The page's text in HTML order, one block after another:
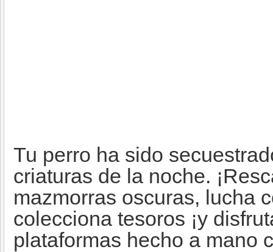
Tu perro ha sido
criaturas de la noche.
mazmorras oscuras, lucha
colecciona tesoros ¡y
plataformas hecho a mano